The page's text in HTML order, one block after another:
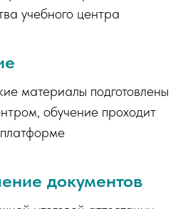
учебного центра
материалы подготовлены
обучение проходит
документов